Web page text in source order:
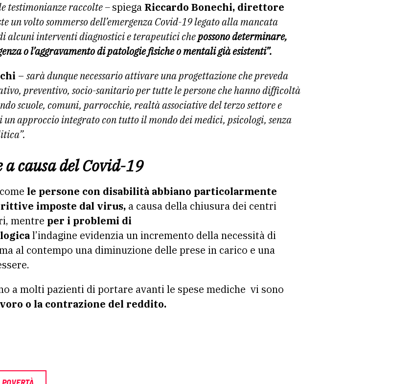
testimonianze raccolte –spiega Riccardo Bonechi, direttore
un volto sommerso dell’emergenza Covid-19 legato alla mancata
alcuni interventi diagnostici e terapeutici chepossono determinare,
o l’aggravamento di patologie fisiche o mentali già esistenti”.
– sarà dunque necessario attivare una progettazione che preveda
preventivo, socio-sanitario per tutte le persone che hanno difficoltà
scuole, comuni, parrocchie, realtà associative del terzo settore e
approccio integrato con tutto il mondo dei medici, psicologi, senza
causa del Covid-19
le persone con disabilità abbiano particolarmente
imposte dal virus, a causa della chiusura dei centri
mentre per i problemi di
l’indagine evidenzia un incremento della necessità di
al contempo una diminuzione delle prese in carico e una
a molti pazienti di portare avanti le spese mediche vi sono
o la contrazione del reddito.